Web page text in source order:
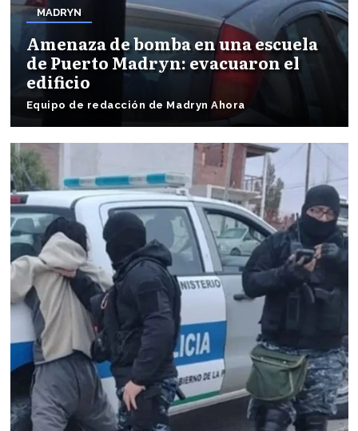
MADRYN
Amenaza de bomba en una escuela
de Puerto Madryn: evacuaron el
edificio
Equipo de redacción de Madryn Ahora